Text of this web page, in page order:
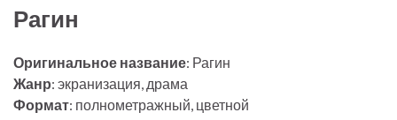
Рагин
Оригинальное название: Рагин
Жанр: экранизация, драма
Формат: полнометражный, цветной